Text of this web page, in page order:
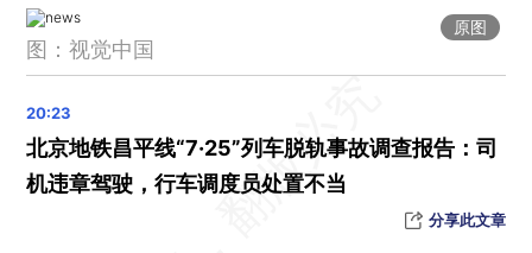
最高检：依法从重从严从快惩治严重暴力犯罪、重大恶性犯罪
郑钦文入围2024赛季WTA年度最佳球员提名
中国女曲获亚洲冠军杯亚军
原图
图：视觉中国
北京地铁昌平线“7·25”列车脱轨事故调查报告：司
机违章驾驶，行车调度员处置不当
分享此文章